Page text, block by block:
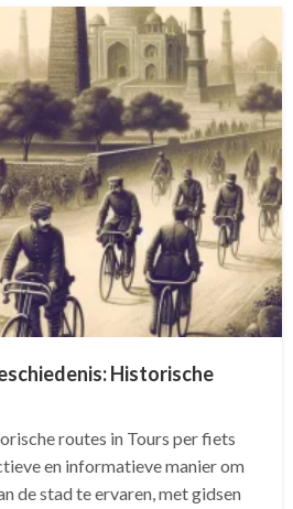
Historische
routes in Tours per fiets
en informatieve manier om
de stad te ervaren, met gidsen